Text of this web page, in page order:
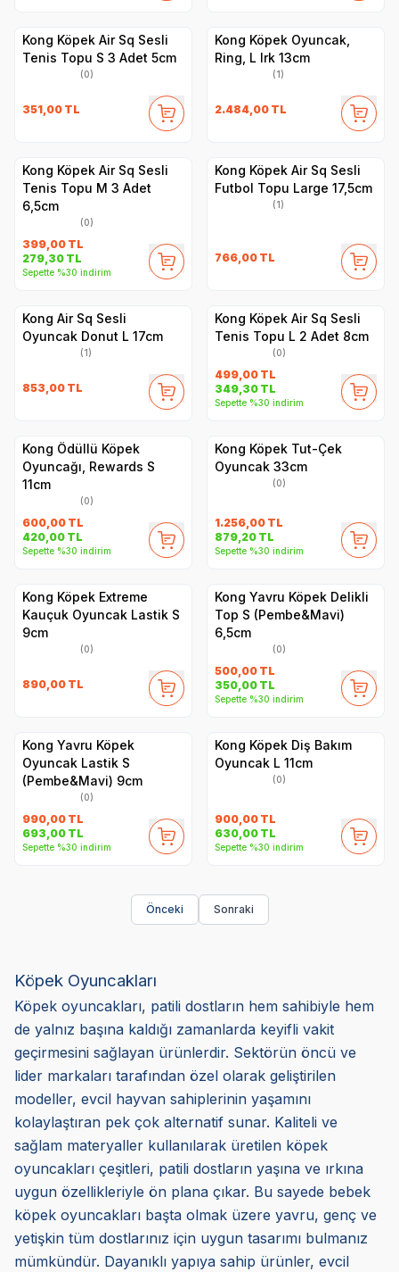
Kong Köpek Air Sq Sesli
Tenis Topu S 3 Adet 5cm
(0)
351,00 TL
Kong Köpek Oyuncak,
Ring, L Irk 13cm
(1)
2.484,00 TL
Kong Köpek Air Sq Sesli
Tenis Topu M 3 Adet
6,5cm
(0)
399,00 TL
279,30 TL
Sepette %30 indirim
Kong Köpek Air Sq Sesli
Futbol Topu Large 17,5cm
(1)
766,00 TL
Kong Air Sq Sesli
Oyuncak Donut L 17cm
(1)
853,00 TL
Kong Köpek Air Sq Sesli
Tenis Topu L 2 Adet 8cm
(0)
499,00 TL
349,30 TL
Sepette %30 indirim
Kong Ödüllü Köpek
Oyuncağı, Rewards S
11cm
(0)
600,00 TL
420,00 TL
Sepette %30 indirim
Kong Köpek Tut-Çek
Oyuncak 33cm
(0)
1.256,00 TL
879,20 TL
Sepette %30 indirim
Kong Köpek Extreme
Kauçuk Oyuncak Lastik S
9cm
(0)
890,00 TL
Kong Yavru Köpek Delikli
Top S (Pembe&Mavi)
6,5cm
(0)
500,00 TL
350,00 TL
Sepette %30 indirim
Kong Yavru Köpek
Oyuncak Lastik S
(Pembe&Mavi) 9cm
(0)
990,00 TL
693,00 TL
Sepette %30 indirim
Kong Köpek Diş Bakım
Oyuncak L 11cm
(0)
900,00 TL
630,00 TL
Sepette %30 indirim
Önceki Sonraki
Köpek Oyuncakları
Köpek oyuncakları, patili dostların hem sahibiyle hem
de yalnız başına kaldığı zamanlarda keyifli vakit
geçirmesini sağlayan ürünlerdir. Sektörün öncü ve
lider markaları tarafından özel olarak geliştirilen
modeller, evcil hayvan sahiplerinin yaşamını
kolaylaştıran pek çok alternatif sunar. Kaliteli ve
sağlam materyaller kullanılarak üretilen köpek
oyuncakları çeşitleri, patili dostların yaşına ve ırkına
uygun özellikleriyle ön plana çıkar. Bu sayede bebek
köpek oyuncakları başta olmak üzere yavru, genç ve
yetişkin tüm dostlarınız için uygun tasarımı bulmanız
mümkündür. Dayanıklı yapıya sahip ürünler, evcil